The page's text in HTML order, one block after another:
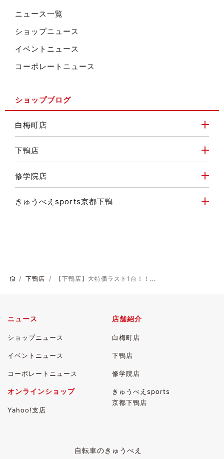
ニュース一覧
ショップニュース
イベントニュース
コーポレートニュース
ショップブログ
白梅町店
下鴨店
修学院店
きゅうべえsports京都下鴨
下鴨店 【下鴨店】大特価ラスト1台！！...
ニュース
ショップニュース
イベントニュース
コーポレートニュース
店舗紹介
白梅町店
下鴨店
修学院店
きゅうべえsports
京都下鴨店
オンラインショップ
Yahoo!支店
自転車のきゅうべえ